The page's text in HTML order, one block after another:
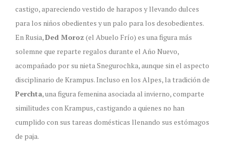
castigo, apareciendo vestido de harapos y llevando dulces
para los niños obedientes y un palo para los desobedientes.
En Rusia,Ded Moroz (el Abuelo Frío) es una figura más
solemne que reparte regalos durante el Año Nuevo,
acompañado por su nieta Snegurochka, aunque sin el aspecto
disciplinario de Krampus. Incluso en los Alpes, la tradición de
Perchta, una figura femenina asociada al invierno, comparte
similitudes con Krampus, castigando a quienes no han
cumplido con sus tareas domésticas llenando sus estómagos
de paja.